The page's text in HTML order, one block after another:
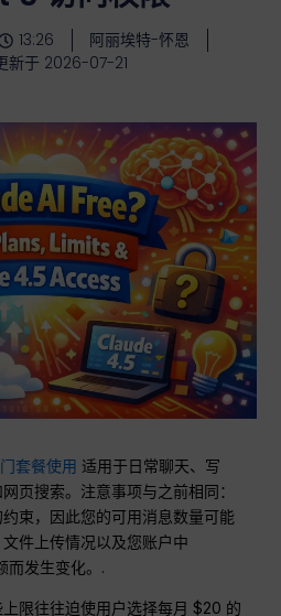
13:26
阿丽埃特-怀恩
新于 2026-07-21
套餐使用 适用于日常聊天、写
页搜索。注意事项与之前相同：
束，因此您的可用消息数量可能
件上传情况以及您账户中
而发生变化。.
限往往迫使用户选择每月 $20 的